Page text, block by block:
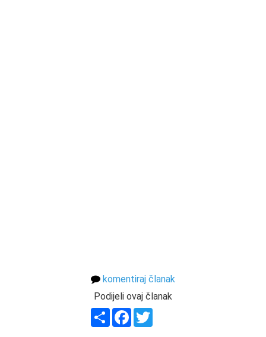
komentiraj članak
Podijeli ovaj članak
ShareFacebook